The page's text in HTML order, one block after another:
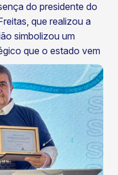
do presidente do
que realizou a
simbolizou um
que o estado vem